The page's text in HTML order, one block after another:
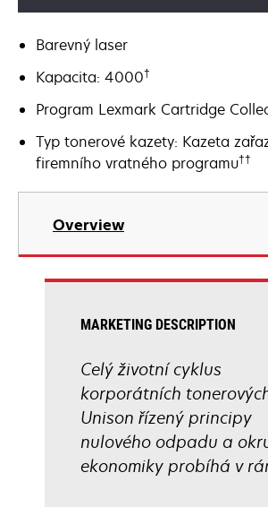
Barevný laser
Kapacita: 4000†
Program Lexmark Cartridge
Typ tonerové kazety: Kazeta
firemního vratného programu††
Overview
MARKETING DESCRIPTION
Celý životní cyklus
korporátních
Unison řízený principy
nulového odpadu a
ekonomiky probíhá v